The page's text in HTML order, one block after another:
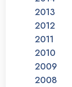
2013
2012
2011
2010
2009
2008